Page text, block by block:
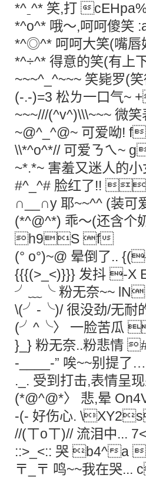
*^ˍ^* 笑,打
*^ο^* 哦～,呵呵
*^◎^* 呵呵大笑(嘴
*^÷^* 得意的笑(有上
~~~^_^~~~ 笑毙罗(
(-.-)=3 松ㄌ一口气
~~~///(^v^)\\\~~~ 微
~@^_^@~ 可爱呦!
\\*^o^*// 可爱ㄋㄟ
~*.*~ 害羞又迷人的
#^_^# 脸红了!!
∩__∩y 耶~~^^ (装
(*^@^*) 乖～(还含个
h9S f
(° ο°)~@ 晕倒了..
{{{(>_<)}}} 发抖 -X
╯﹏╰ 粉无奈~~
\(╯-╰)/ 很没劲/无耐
(╯^╰〉 一脸苦瓜
}_} 粉无奈..粉悲情
-____-” 唉~~别提了
._. 受到打击,表情
(*@^@*〉 悲,晕
-(- 好伤心.
//(ㄒoㄒ)// 流泪中...
::>_<:: 哭 b4^a
〒_〒 鸣~~我在哭